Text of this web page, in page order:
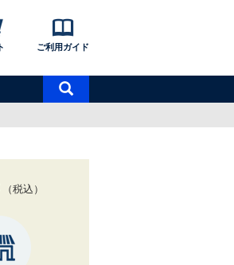
ご利用ガイド
索
（税込）